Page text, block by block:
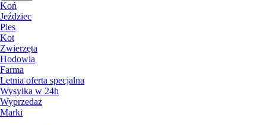
Koń
Jeździec
Pies
Kot
Zwierzęta
Hodowla
Farma
Letnia oferta specjalna
Wysyłka w 24h
Wyprzedaż
Marki